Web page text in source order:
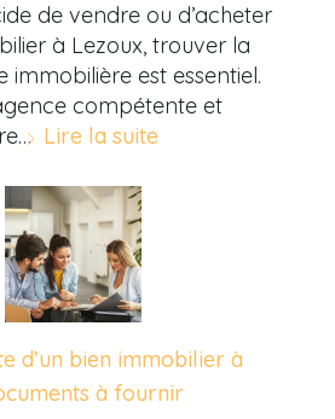
de vendre ou d’acheter
à Lezoux, trouver la
immobilière est essentiel.
compétente et
Lire la suite
d’un bien immobilier à
à fournir